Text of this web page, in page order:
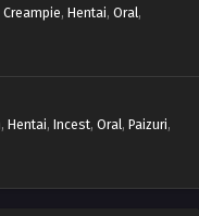
Creampie, Hentai, Oral,
, Hentai, Incest, Oral, Paizuri,